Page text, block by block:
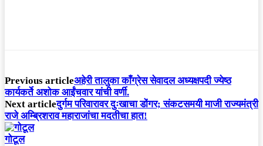
Previous articleअहेरी तालुका काँग्रेस सेवादल अध्यक्षपदी ज्येष्ठ
कार्यकर्ते अशोक आईंचवार यांची वर्णी.
Next articleदुर्गम परिवारावर दुःखाचा डोंगर; संकटसमयी माजी राज्यमंत्री
राजे अम्ब्रिशराव महाराजांचा मदतीचा हात!
गोटूल